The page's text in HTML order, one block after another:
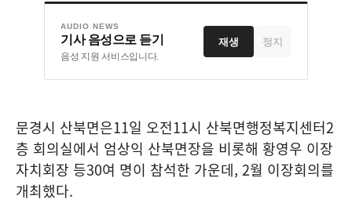
AUDIO NEWS
기사 음성으로 듣기
음성 지원 서비스입니다.
재생 정지
문경시 산북면은11일 오전11시 산북면행정복지센터2
층 회의실에서 엄상익 산북면장을 비롯해 황영우 이장
자치회장 등30여 명이 참석한 가운데, 2월 이장회의를
개최했다.